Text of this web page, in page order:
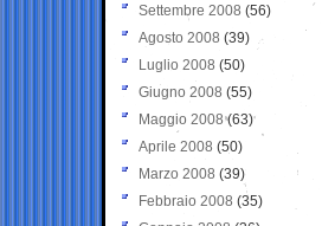
Settembre 2008 (56)
Agosto 2008 (39)
Luglio 2008 (50)
Giugno 2008 (55)
Maggio 2008(63)
Aprile 2008 (50)
Marzo 2008 (39)
Febbraio 2008 (35)